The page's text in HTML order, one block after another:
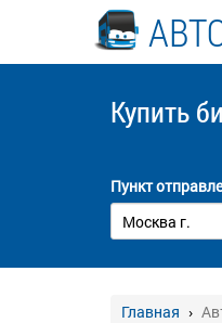
Купить
Пункт
Главная